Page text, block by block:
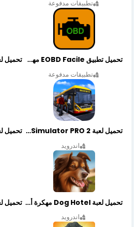
تطبيقات مدفوعة
تحميل تطبيق EOBD Facile مهكر أخر إصدار
تطبيقات مدفوعة
تحميل لعبة Bus Simulator PRO 2 مهكرة أخر إصدار
اندرويد
تحميل لعبة Dog Hotel مهكرة أخر إصدار
اندرويد